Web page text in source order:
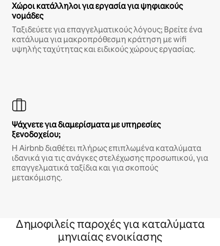
Χώροι κατάλληλοι για εργασία για ψηφιακούς
νομάδες
Ταξιδεύετε για επαγγελματικούς λόγους; Βρείτε ένα
κατάλυμα για μακροπρόθεσμη κράτηση με wifi
υψηλής ταχύτητας και ειδικούς χώρους εργασίας.
Ψάχνετε για διαμερίσματα με υπηρεσίες
ξενοδοχείου;
Η Airbnb διαθέτει πλήρως επιπλωμένα καταλύματα
ιδανικά για τις ανάγκες στελέχωσης προσωπικού, για
επαγγελματικά ταξίδια και για σκοπούς
μετακόμισης.
Δημοφιλείς παροχές για καταλύματα
μηνιαίας ενοικίασης